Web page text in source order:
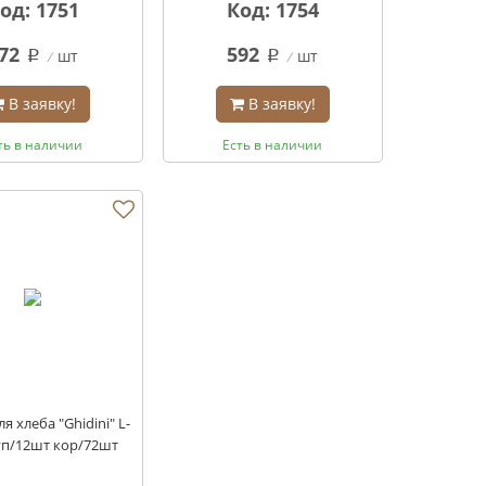
1751
q шт
В заявку!
в наличии
Код: 1754
592 q шт
В заявку!
Есть в наличии
хлеба "Ghidini" L-
12шт кор/72шт